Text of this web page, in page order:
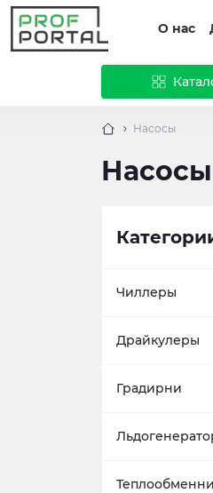
О нас
Насосы
Насосы
Чиллеры
Драйкулеры
Градирни